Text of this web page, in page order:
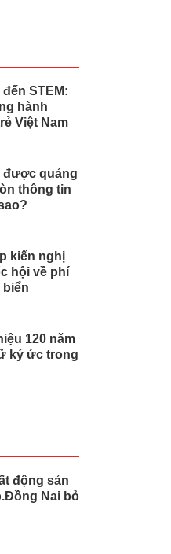
STEM:
hành
Việt Nam
được quảng
thông tin
kiến nghị
hội về phí
biển
120 năm
ký ức trong
động sản
Nai bỏ